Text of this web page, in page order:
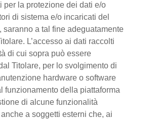
per la protezione dei dati e/o
di sistema e/o incaricati del
saranno a tal fine adeguatamente
L’accesso ai dati raccolti
di cui sopra può essere
Titolare, per lo svolgimento di
hardware o software
funzionamento della piattaforma
di alcune funzionalità
a soggetti esterni che, ai